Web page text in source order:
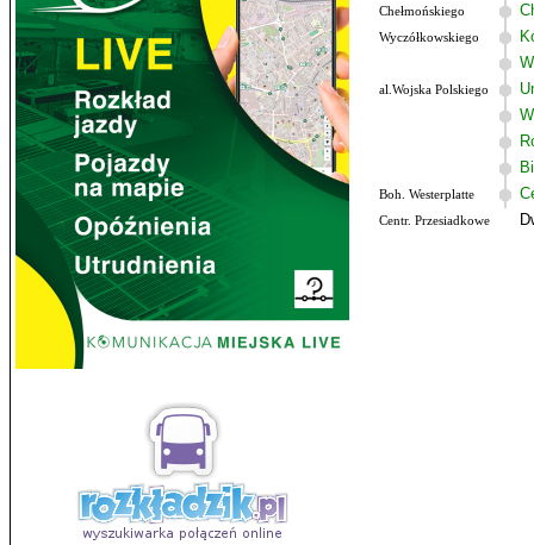
Chełmońskiego
Wyczółkowskiego
al.Wojska Polskiego
Boh. Westerplatte
Centr. Przesiadkowe